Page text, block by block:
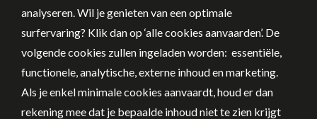
analyseren. Wil je genieten van een optimale
surfervaring? Klik dan op ‘alle cookies aanvaarden’. De
volgende cookies zullen ingeladen worden: essentiële,
functionele, analytische, externe inhoud en marketing.
Als je enkel minimale cookies aanvaardt, houd er dan
rekening mee dat je bepaalde inhoud niet te zien krijgt